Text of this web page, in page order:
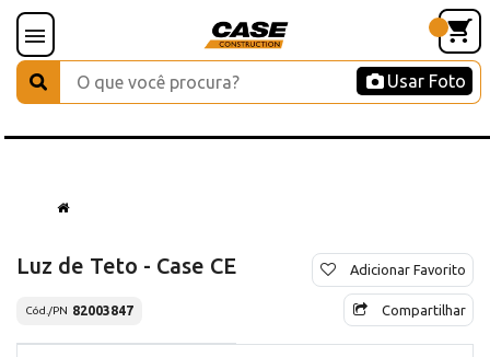
Usar Foto
Luz de Teto - Case CE
Cód./PN 82003847
Adicionar Favorito
Compartilhar